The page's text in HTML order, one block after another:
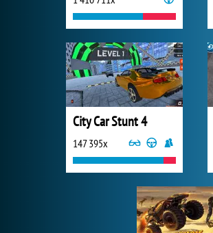
City Car Stunt 4
147 395x